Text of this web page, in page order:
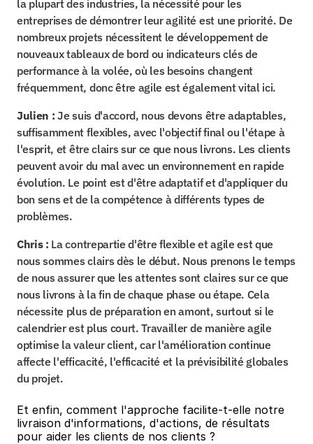
la plupart des industries, la nécessité pour les
entreprises de démontrer leur agilité est une priorité. De
nombreux projets nécessitent le développement de
nouveaux tableaux de bord ou indicateurs clés de
performance à la volée, où les besoins changent
fréquemment, donc être agile est également vital ici.
Julien : Je suis d'accord, nous devons être adaptables,
suffisamment flexibles, avec l'objectif final ou l'étape à
l'esprit, et être clairs sur ce que nous livrons. Les clients
peuvent avoir du mal avec un environnement en rapide
évolution. Le point est d'être adaptatif et d'appliquer du
bon sens et de la compétence à différents types de
problèmes.
Chris : La contrepartie d'être flexible et agile est que
nous sommes clairs dès le début. Nous prenons le temps
de nous assurer que les attentes sont claires sur ce que
nous livrons à la fin de chaque phase ou étape. Cela
nécessite plus de préparation en amont, surtout si le
calendrier est plus court. Travailler de manière agile
optimise la valeur client, car l'amélioration continue
affecte l'efficacité, l'efficacité et la prévisibilité globales
du projet.
Et enfin, comment l'approche facilite-t-elle notre
livraison d'informations, d'actions, de résultats
pour aider les clients de nos clients ?